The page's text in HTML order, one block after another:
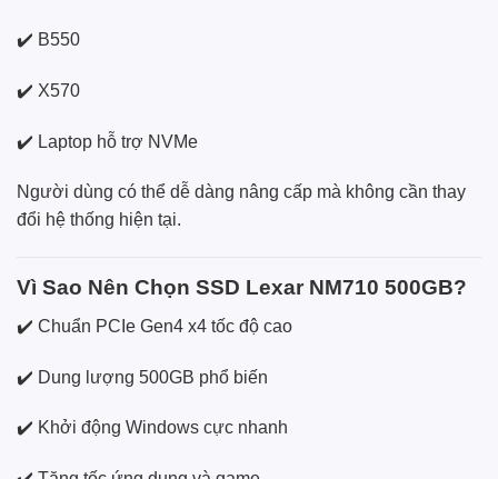
✔️ B550
✔️ X570
✔️ Laptop hỗ trợ NVMe
Người dùng có thể dễ dàng nâng cấp mà không cần thay
đổi hệ thống hiện tại.
Vì Sao Nên Chọn SSD Lexar NM710 500GB?
✔️ Chuẩn PCIe Gen4 x4 tốc độ cao
✔️ Dung lượng 500GB phổ biến
✔️ Khởi động Windows cực nhanh